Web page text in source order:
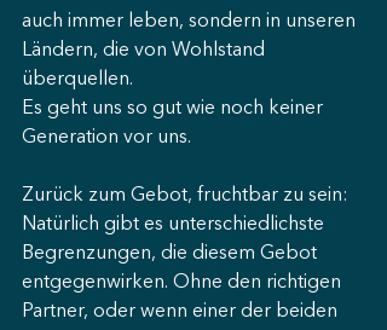
auch immer leben, sondern in unseren
Ländern, die von Wohlstand
überquellen.
Es geht uns so gut wie noch keiner
Generation vor uns.
Zurück zum Gebot, fruchtbar zu sein:
Natürlich gibt es unterschiedlichste
Begrenzungen, die diesem Gebot
entgegenwirken. Ohne den richtigen
Partner, oder wenn einer der beiden